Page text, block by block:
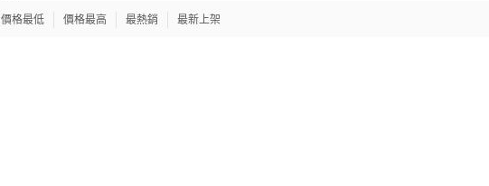
價格最低 價格最高 最熱銷 最新上架